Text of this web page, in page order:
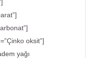
oksit”]
yağı